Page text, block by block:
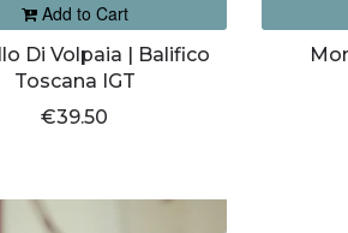
Add to Cart
Di Volpaia | Balifico
Toscana IGT
€39.50